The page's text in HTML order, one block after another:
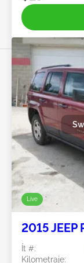
Live
2015 JEEP
Ít #:
Kilometraje: